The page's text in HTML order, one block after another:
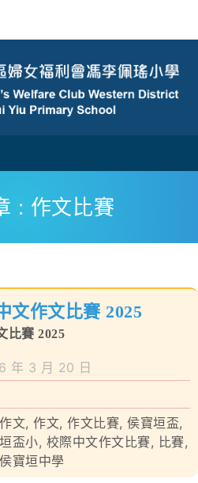
: 作文比賽
文作文比賽 2025
比賽 2025
年 3 月 20 日
文,作文,作文比賽,侯寶垣盃,
盃小, 校際中文作文比賽, 比賽,
寶垣中學